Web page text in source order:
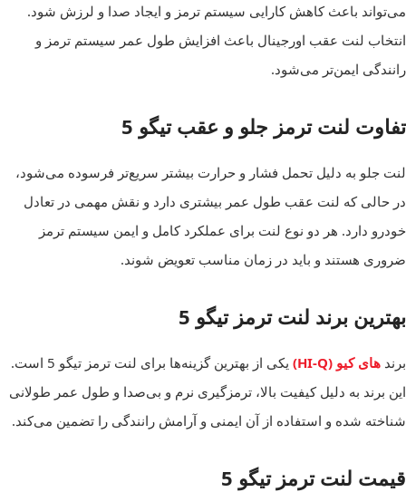
می‌تواند باعث کاهش کارایی سیستم ترمز و ایجاد صدا و لرزش شود.
انتخاب لنت عقب اورجینال باعث افزایش طول عمر سیستم ترمز و
رانندگی ایمن‌تر می‌شود.
تفاوت لنت ترمز جلو و عقب تیگو 5
لنت جلو به دلیل تحمل فشار و حرارت بیشتر سریع‌تر فرسوده می‌شود،
در حالی که لنت عقب طول عمر بیشتری دارد و نقش مهمی در تعادل
خودرو دارد. هر دو نوع لنت برای عملکرد کامل و ایمن سیستم ترمز
ضروری هستند و باید در زمان مناسب تعویض شوند.
بهترین برند لنت ترمز تیگو 5
برند های کیو (HI-Q)
یکی از بهترین گزینه‌ها برای لنت ترمز تیگو 5 است.
این برند به دلیل کیفیت بالا، ترمزگیری نرم و بی‌صدا و طول عمر طولانی
شناخته شده و استفاده از آن ایمنی و آرامش رانندگی را تضمین می‌کند.
قیمت لنت ترمز تیگو 5